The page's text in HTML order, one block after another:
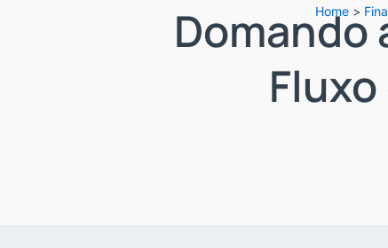
Home >
Domando